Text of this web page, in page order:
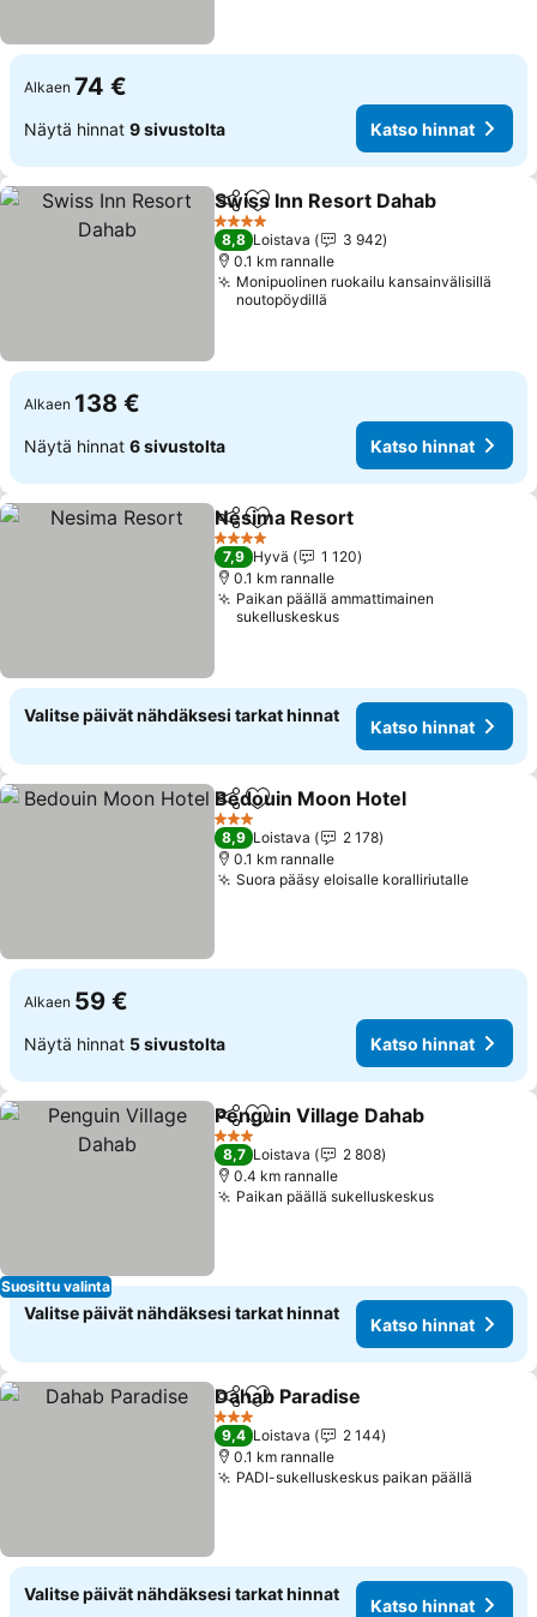
Alkaen 74 €
Näytä hinnat 9 sivustolta Katso hinnat
Jaa Lisää suosikkeihin
Swiss Inn Resort Dahab
4 Tähtiluokitus
8,8 Loistava
3 942
0.1 km rannalle
Monipuolinen ruokailu kansainvälisillä
noutopöydillä
Alkaen 138 €
Näytä hinnat 6 sivustolta Katso hinnat
Jaa Lisää suosikkeihin
Nesima Resort
4 Tähtiluokitus
7,9 Hyvä
1 120
0.1 km rannalle
Paikan päällä ammattimainen
sukelluskeskus
Valitse päivät nähdäksesi tarkat hinnat
Katso hinnat
Jaa Lisää suosikkeihin
Bedouin Moon Hotel
3 Tähtiluokitus
8,9 Loistava
2 178
0.1 km rannalle
Suora pääsy eloisalle koralliriutalle
Alkaen 59 €
Näytä hinnat 5 sivustolta Katso hinnat
Suosittu valinta
Jaa Lisää suosikkeihin
Penguin Village Dahab
3 Tähtiluokitus
8,7 Loistava
2 808
0.4 km rannalle
Paikan päällä sukelluskeskus
Valitse päivät nähdäksesi tarkat hinnat
Katso hinnat
Jaa Lisää suosikkeihin
Dahab Paradise
3 Tähtiluokitus
9,4 Loistava
2 144
0.1 km rannalle
PADI-sukelluskeskus paikan päällä
Valitse päivät nähdäksesi tarkat hinnat
Katso hinnat